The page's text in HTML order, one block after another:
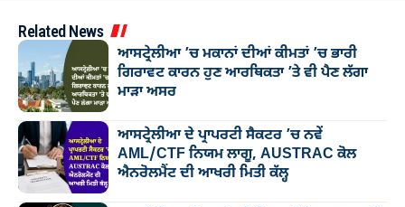
Related News
ਆਸਟ੍ਰੇਲੀਆ ’ਚ ਮਕਾਨਾਂ ਦੀਆਂ ਕੀਮਤਾਂ ’ਚ ਭਾਰੀ
ਗਿਰਾਵਟ ਕਾਰਨ ਹੁਣ ਆਰਥਿਕਤਾ ’ਤੇ ਵੀ ਪੈਣ ਲੱਗਾ
ਮਾੜਾ ਅਸਰ
ਆਸਟ੍ਰੇਲੀਆ ਦੇ ਪ੍ਰਾਪਰਟੀ ਸੈਕਟਰ ’ਚ ਨਵੇਂ
AML/CTF ਨਿਯਮ ਲਾਗੂ, AUSTRAC ਕੋਲ
ਐਨਰੋਲਮੈਂਟ ਦੀ ਆਖਰੀ ਮਿਤੀ ਕੱਲ੍ਹ